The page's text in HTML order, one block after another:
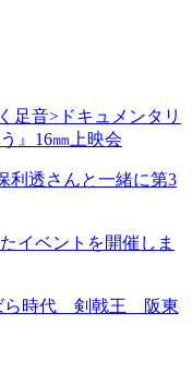
足音>ドキュメンタリ
』16㎜上映会
利透さんと一緒に第3
イベントを開催しま
ら時代 剣戟王 阪東